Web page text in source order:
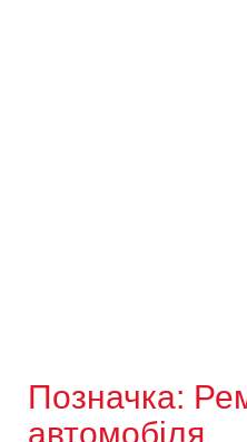
Позначка:
автомобіля